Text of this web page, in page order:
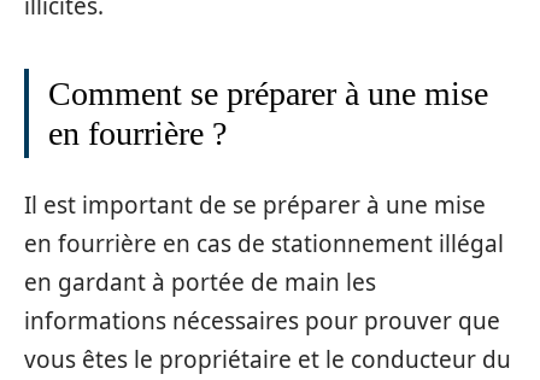
illicites.
Comment se préparer à une mise
en fourrière ?
Il est important de se préparer à une mise
en fourrière en cas de stationnement illégal
en gardant à portée de main les
informations nécessaires pour prouver que
vous êtes le propriétaire et le conducteur du